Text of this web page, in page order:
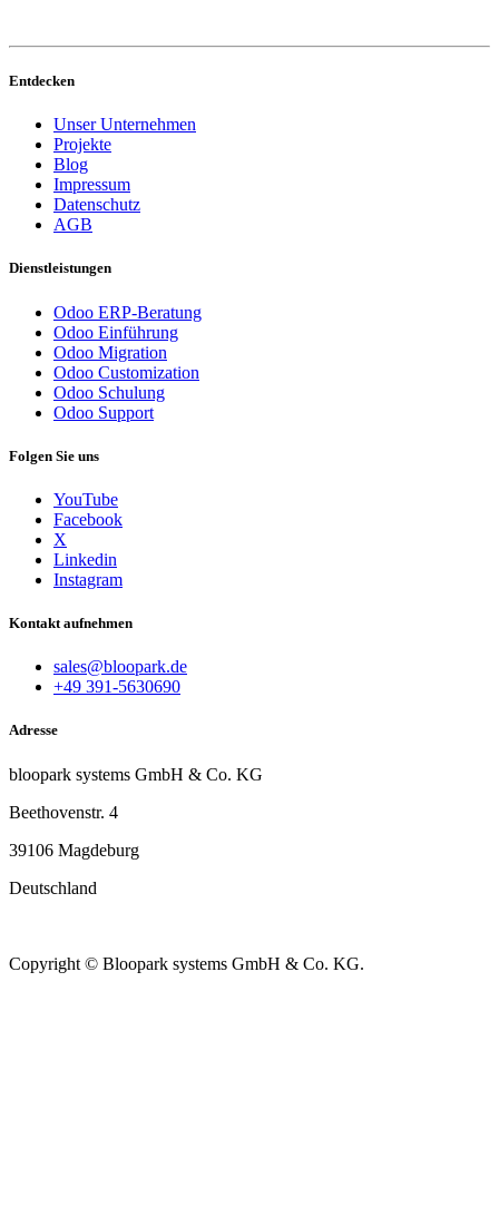
Entdecken
Unser Unternehmen
Projekte
Blog
Impressum
Datenschutz
AGB
Dienstleistungen
Odoo ERP-Beratung
Odoo Einführung
Odoo Migration
Odoo Customization
Odoo Schulung
Odoo Support
Folgen Sie uns
YouTube
Facebook
X
Linkedin
Instagram
Kontakt aufnehmen
sales@bloopark.de
+49 391-5630690
Adresse
bloopark systems GmbH & Co. KG
Beethovenstr. 4
39106 Magdeburg
Deutschland
Copyright © Bloopark systems GmbH & Co. KG.